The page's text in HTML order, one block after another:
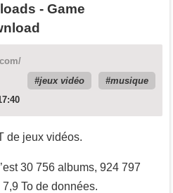
- Game
jeux vidéo
musique
de jeux vidéos.
30 756 albums, 924 797
To de données.